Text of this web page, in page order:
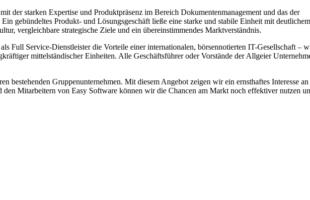
der starken Expertise und Produktpräsenz im Bereich Dokumentenmanagement und das der
gebündeltes Produkt- und Lösungsgeschäft ließe eine starke und stabile Einheit mit
vergleichbare strategische Ziele und ein übereinstimmendes Marktverständnis.
Full Service-Dienstleister die Vorteile einer internationalen, börsennotierten IT-Gesellschaft –
mittelständischer Einheiten. Alle Geschäftsführer oder Vorstände der Allgeier
bestehenden Gruppenunternehmen. Mit diesem Angebot zeigen wir ein ernsthaftes Interesse an
Mitarbeitern von Easy Software können wir die Chancen am Markt noch effektiver nutzen